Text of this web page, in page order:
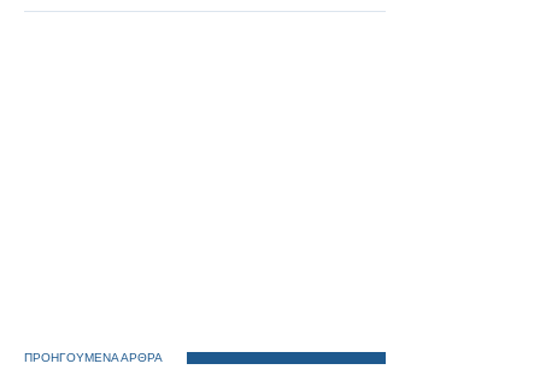
ΠΡΟΗΓΟΥΜΕΝΑ ΑΡΘΡΑ